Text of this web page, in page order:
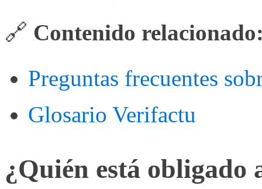
🔗 Contenido
Preguntas frecuentes
Glosario Verifactu
¿Quién está